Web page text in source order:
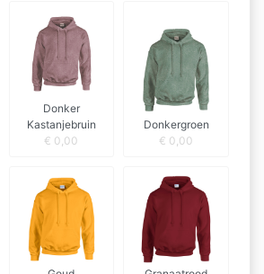
Donker
Kastanjebruin
€ 0,00
Donkergroen
€ 0,00